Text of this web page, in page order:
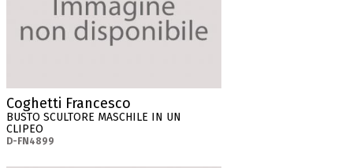
Coghetti Francesco
BUSTO SCULTORE MASCHILE IN UN
CLIPEO
D-FN4899